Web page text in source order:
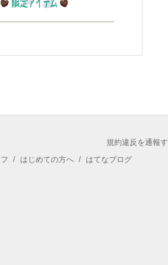
規約違反を通報
/ はじめての方へ / はてなブログ